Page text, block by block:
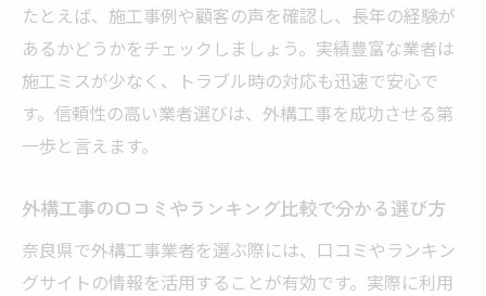
外構工事の相見積もりを活用した賢い業者
選定法
外構工事の標準仕様と追加費用の違いを理
解する
外構工事ならではの費用相場と賢い比較方法
外構工事の費用相場を知って予算オーバー
たとえば、施工事例や顧客の声を確認し、長年の経験が
あるかどうかをチェックしましょう。実績豊富な業者は
施工ミスが少なく、トラブル時の対応も迅速で安心で
す。信頼性の高い業者選びは、外構工事を成功させる第
一歩と言えます。
外構工事の口コミやランキング比較で分かる選び方
奈良県で外構工事業者を選ぶ際には、口コミやランキン
グサイトの情報を活用することが有効です。実際に利用